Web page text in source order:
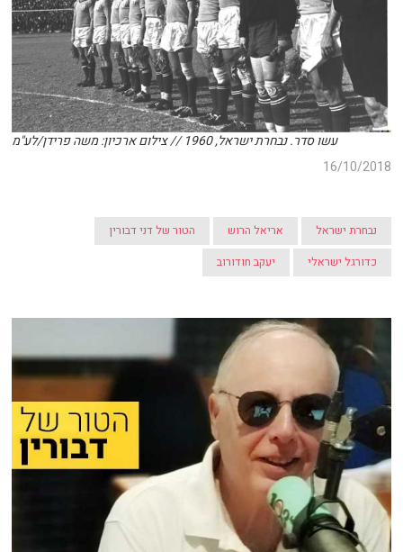
עשו סדר. נבחרת ישראל, 1960 // צילום ארכיון: משה פרידן/לע"מ
16/10/2018
נבחרת ישראל אריאל הרוש
הטור של דני דבורין
כדורגל ישראלי
יעקב חודורוב